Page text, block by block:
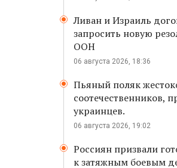
Ливан и Израиль
запросить новую
ООН
06 августа 2026, 18:36
Пьяный поляк
соотечественников,
украинцев.
06 августа 2026, 19:02
Россиян призвали
к затяжным боевым